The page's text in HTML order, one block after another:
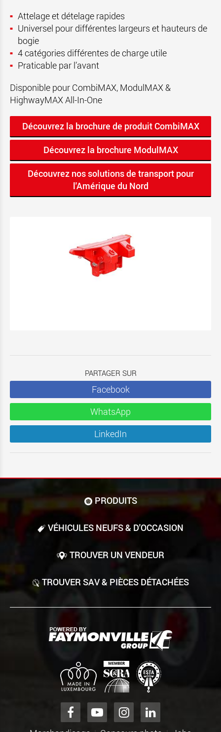
Attelage et dételage rapides
Universel pour différentes largeurs et hauteurs de
bogie
4 catégories différentes de charge utile
Praticable par l’avant
Disponible pour CombiMAX, ModulMAX &
HighwayMAX All-In-One
Découvrez la brochure de produit CombiMAX
Découvrez la brochure ModulMAX
Découvrez nos solutions de transport pour
l'Amérique du Nord
PARTAGER SUR
Facebook
WhatsApp
LinkedIn
PRODUITS
VÉHICULES NEUFS & D'OCCASION
TROUVER UN VENDEUR
TROUVER SAV & PIÈCES DÉTACHÉES